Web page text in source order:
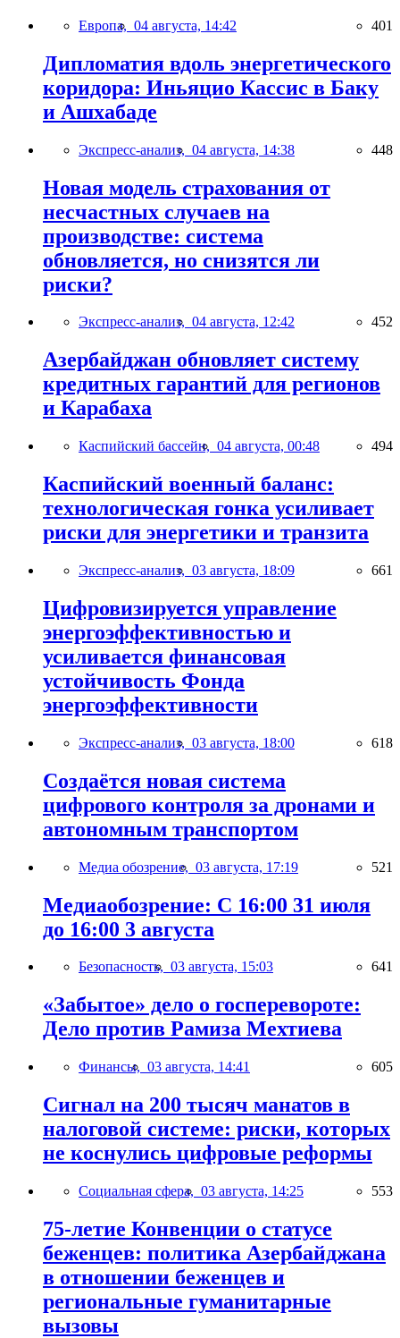
Европа, 04 августа, 14:42 401
Дипломатия вдоль энергетического
коридора: Иньяцио Кассис в Баку
и Ашхабаде
Экспресс-анализ, 04 августа, 14:38 448
Новая модель страхования от
несчастных случаев на
производстве: система
обновляется, но снизятся ли
риски?
Экспресс-анализ, 04 августа, 12:42 452
Азербайджан обновляет систему
кредитных гарантий для регионов
и Карабаха
Каспийский бассейн, 04 августа, 00:48 494
Каспийский военный баланс:
технологическая гонка усиливает
риски для энергетики и транзита
Экспресс-анализ, 03 августа, 18:09 661
Цифровизируется управление
энергоэффективностью и
усиливается финансовая
устойчивость Фонда
энергоэффективности
Экспресс-анализ, 03 августа, 18:00 618
Создаётся новая система
цифрового контроля за дронами и
автономным транспортом
Медиа обозрение, 03 августа, 17:19 521
Медиаобозрение: С 16:00 31 июля
до 16:00 3 августа
Безопасность, 03 августа, 15:03 641
«Забытое» дело о госперевороте:
Дело против Рамиза Мехтиева
Финансы, 03 августа, 14:41 605
Сигнал на 200 тысяч манатов в
налоговой системе: риски, которых
не коснулись цифровые реформы
Социальная сфера, 03 августа, 14:25 553
75-летие Конвенции о статусе
беженцев: политика Азербайджана
в отношении беженцев и
региональные гуманитарные
вызовы